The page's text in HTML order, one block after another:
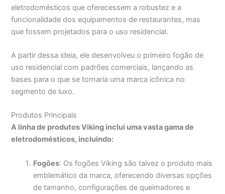
eletrodomésticos que oferecessem a robustez e a
funcionalidade dos equipamentos de restaurantes, mas
que fossem projetados para o uso residencial.
A partir dessa ideia, ele desenvolveu o primeiro fogão de
uso residencial com padrões comerciais, lançando as
bases para o que se tornaria uma marca icônica no
segmento de luxo.
Produtos Principais
A linha de produtos Viking inclui uma vasta gama de
eletrodomésticos, incluindo:
Fogões: Os fogões Viking são talvez o produto mais
emblemático da marca, oferecendo diversas opções
de tamanho, configurações de queimadores e